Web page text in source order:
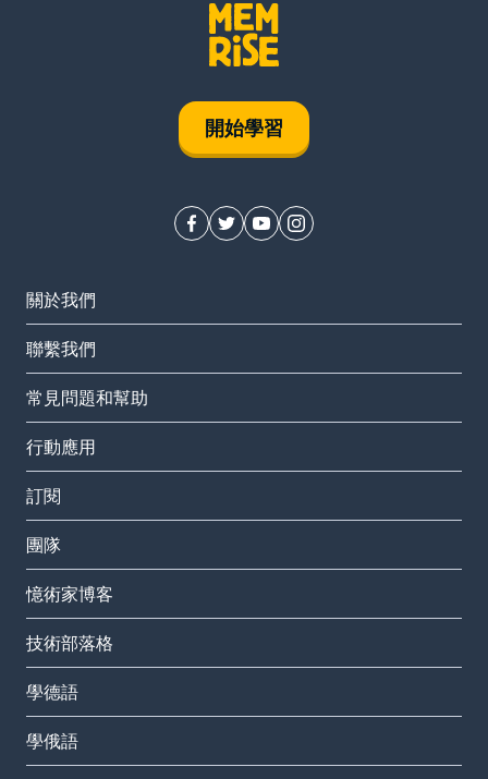
開始學習
關於我們
聯繫我們
常見問題和幫助
行動應用
訂閱
團隊
憶術家博客
技術部落格
學德語
學俄語